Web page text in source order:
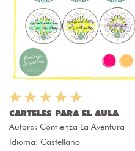
CARTELES PARA EL AULA
Autora: Comienza La Aventura
Idioma: Castellano